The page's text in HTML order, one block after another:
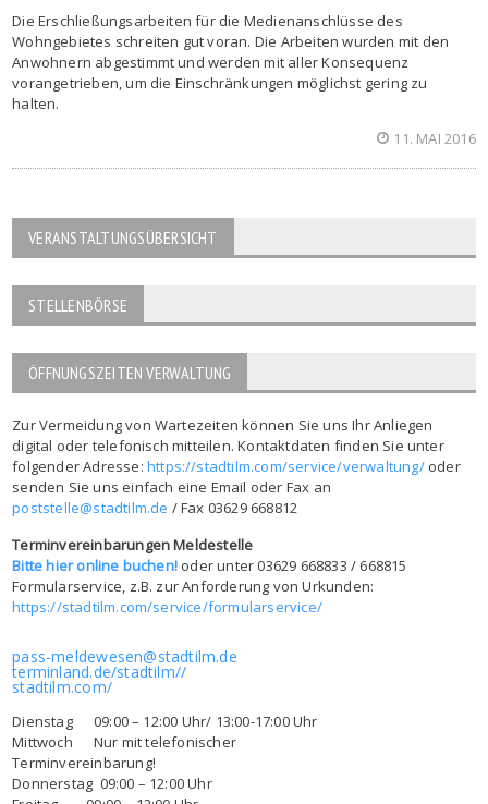
Die Erschließungsarbeiten für die Medienanschlüsse des
Wohngebietes schreiten gut voran. Die Arbeiten wurden mit den
Anwohnern abgestimmt und werden mit aller Konsequenz
vorangetrieben, um die Einschränkungen möglichst gering zu
halten.
11. MAI 2016
VERANSTALTUNGSÜBERSICHT
STELLENBÖRSE
ÖFFNUNGSZEITEN VERWALTUNG
Zur Vermeidung von Wartezeiten können Sie uns Ihr Anliegen
digital oder telefonisch mitteilen. Kontaktdaten finden Sie unter
folgender Adresse: https://stadtilm.com/service/verwaltung/oder
senden Sie uns einfach eine Email oder Fax an
poststelle@stadtilm.de / Fax 03629 668812
Terminvereinbarungen Meldestelle
Bitte hier online buchen! oder unter 03629 668833 / 668815
Formularservice, z.B. zur Anforderung von Urkunden:
https://stadtilm.com/service/formularservice/
pass-meldewesen@stadtilm.de
terminland.de/stadtilm//
stadtilm.com/
Dienstag 09:00 – 12:00 Uhr/ 13:00-17:00 Uhr
Mittwoch Nur mit telefonischer
Terminvereinbarung!
Donnerstag 09:00 – 12:00 Uhr